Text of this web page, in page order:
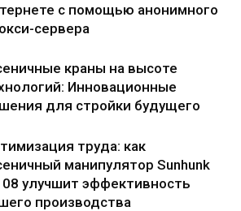
с помощью анонимного
сервера
краны на высоте
Инновационные
для стройки будущего
труда: как
манипулятор Sunhunk
улучшит эффективность
производства